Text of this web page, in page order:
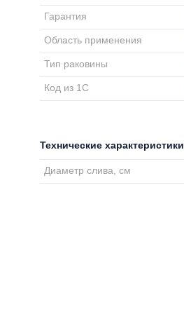
Гарантия
Область применения
Тип раковины
Код из 1С
Технические характеристики
Диаметр слива, см